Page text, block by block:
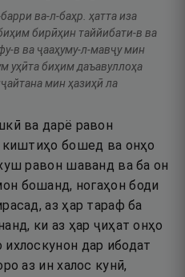
ва-л-баҳр. ҳатта иза
бирӣҳин таййибати-в ва
в ва ҷааҳуму-л-мавҷу мин
уҳӣта биҳим даъавуллоҳа
мин ҳазиҳӣ ла
ва дарё равон
киштиҳо бошед ва онҳо
равон шаванд ва ба он
бошанд, ногаҳон боди
аз ҳар тараф ба
ки аз ҳар ҷиҳат онҳо
дар ибодат
аз ин халос кунӣ,